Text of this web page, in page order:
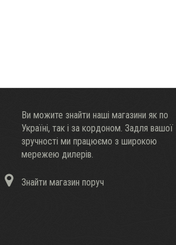
Ви можите знайти наші магазини як по
Украïні, так і за кордоном. Задля вашої
зручності ми працюємо з широкою
мережею дилерів.
Знайти магазин поруч